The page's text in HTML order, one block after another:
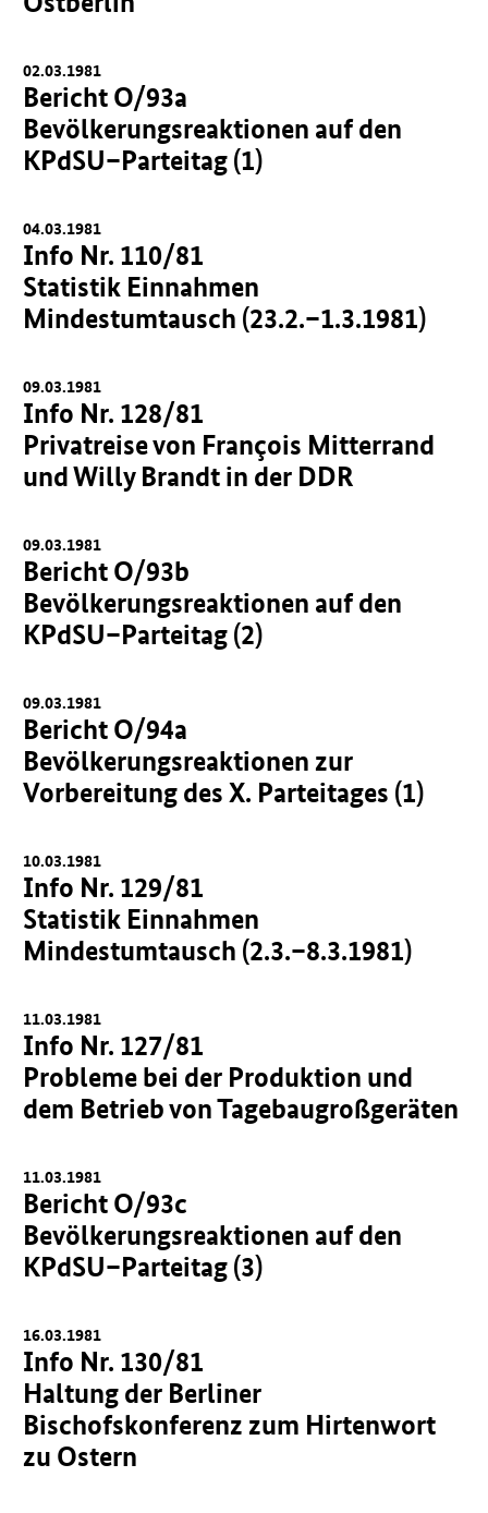
02.03.1981
Bericht O/93a
Bevölkerungsreaktionen auf den
KPdSU–Parteitag (1)
04.03.1981
Info Nr. 110/81
Statistik Einnahmen
Mindestumtausch (23.2.–1.3.1981)
09.03.1981
Info Nr. 128/81
Privatreise von François Mitterrand
und Willy Brandt in der DDR
09.03.1981
Bericht O/93b
Bevölkerungsreaktionen auf den
KPdSU–Parteitag (2)
09.03.1981
Bericht O/94a
Bevölkerungsreaktionen zur
Vorbereitung des X. Parteitages (1)
10.03.1981
Info Nr. 129/81
Statistik Einnahmen
Mindestumtausch (2.3.–8.3.1981)
11.03.1981
Info Nr. 127/81
Probleme bei der Produktion und
dem Betrieb von Tagebaugroßgeräten
11.03.1981
Bericht O/93c
Bevölkerungsreaktionen auf den
KPdSU–Parteitag (3)
16.03.1981
Info Nr. 130/81
Haltung der Berliner
Bischofskonferenz zum Hirtenwort
zu Ostern